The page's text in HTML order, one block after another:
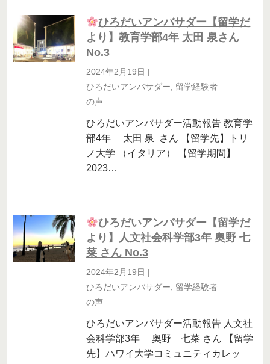
ひろだいアンバサダー【留学だ
より】教育学部4年 太田 泉さん
No.3
2024年2月19日 |
ひろだいアンバサダー
留学経験者
の声
ひろだいアンバサダー活動報告 教育学
部4年 太田 泉 さん 【留学先】トリ
ノ大学 （イタリア） 【留学期間】
2023…
ひろだいアンバサダー【留学だ
より】人文社会科学部3年 奥野 七
菜 さん No.3
2024年2月19日 |
ひろだいアンバサダー
留学経験者
の声
ひろだいアンバサダー活動報告 人文社
会科学部3年 奥野 七菜 さん 【留学
先】ハワイ大学コミュニティカレッ